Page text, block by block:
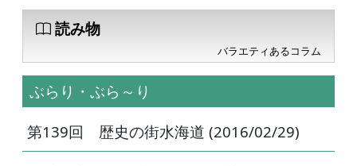
読み物
バラエティあるコラム
ぶらり・ぶら～り
第139回 歴史の街水海道 (2016/02/29)